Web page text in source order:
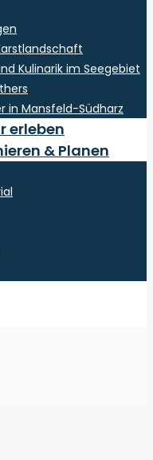
Kulinarik im Seegebiet
in Mansfeld-Südharz
erleben
& Planen